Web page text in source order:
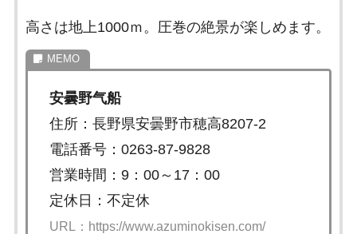
高さは地上1000ｍ。圧巻の絶景が楽しめます。
安曇野气船
住所：長野県安曇野市穂高8207-2
電話番号：0263-87-9828
営業時間：9：00～17：00
定休日：不定休
URL：https://www.azuminokisen.com/